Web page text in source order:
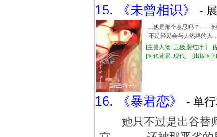
15. 《未曾相识》 -
...他是那个意思吗？——
不是轻易会与人热络的人
[主要人物: 卫极 裴红叶 ] [
[时代背景: 现代] [出版时
16. 《暴君恋》
- 单
她只不过是出谷替